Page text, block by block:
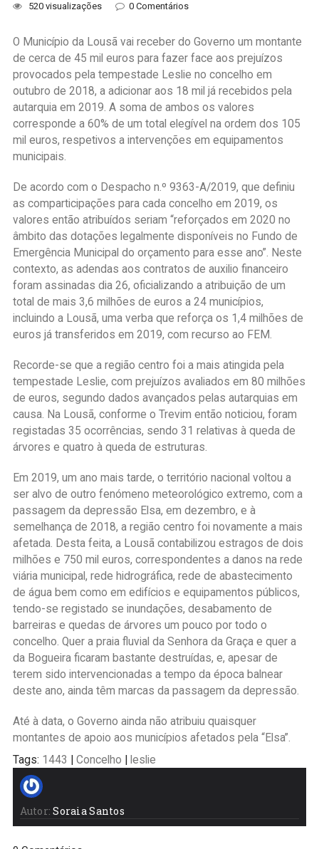
520 visualizações
0 Comentários
O Município da Lousã vai receber do Governo um montante
de cerca de 45 mil euros para fazer face aos prejuízos
provocados pela tempestade Leslie no concelho em
outubro de 2018, a adicionar aos 18 mil já recebidos pela
autarquia em 2019. A soma de ambos os valores
corresponde a 60% de um total elegível na ordem dos 105
mil euros, respetivos a intervenções em equipamentos
municipais.
De acordo com o Despacho n.º 9363-A/2019, que definiu
as comparticipações para cada concelho em 2019, os
valores então atribuídos seriam “reforçados em 2020 no
âmbito das dotações legalmente disponíveis no Fundo de
Emergência Municipal do orçamento para esse ano”. Neste
contexto, as adendas aos contratos de auxilio financeiro
foram assinadas dia 26, oficializando a atribuição de um
total de mais 3,6 milhões de euros a 24 municípios,
incluindo a Lousã, uma verba que reforça os 1,4 milhões de
euros já transferidos em 2019, com recurso ao FEM.
Recorde-se que a região centro foi a mais atingida pela
tempestade Leslie, com prejuízos avaliados em 80 milhões
de euros, segundo dados avançados pelas autarquias em
causa. Na Lousã, conforme o Trevim então noticiou, foram
registadas 35 ocorrências, sendo 31 relativas à queda de
árvores e quatro à queda de estruturas.
Em 2019, um ano mais tarde, o território nacional voltou a
ser alvo de outro fenómeno meteorológico extremo, com a
passagem da depressão Elsa, em dezembro, e à
semelhança de 2018, a região centro foi novamente a mais
afetada. Desta feita, a Lousã contabilizou estragos de dois
milhões e 750 mil euros, correspondentes a danos na rede
viária municipal, rede hidrográfica, rede de abastecimento
de água bem como em edifícios e equipamentos públicos,
tendo-se registado se inundações, desabamento de
barreiras e quedas de árvores um pouco por todo o
concelho. Quer a praia fluvial da Senhora da Graça e quer a
da Bogueira ficaram bastante destruídas, e, apesar de
terem sido intervencionadas a tempo da época balnear
deste ano, ainda têm marcas da passagem da depressão.
Até à data, o Governo ainda não atribuiu quaisquer
montantes de apoio aos municípios afetados pela “Elsa”.
Tags: 1443 Concelho leslie
Autor: Soraia Santos